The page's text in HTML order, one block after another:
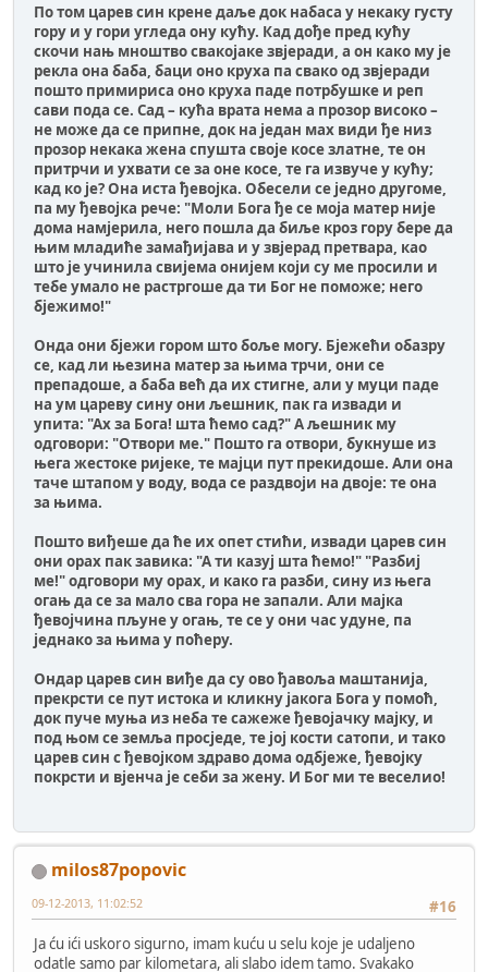
По том царев син крене даље док набаса у некаку густу
гору и у гори угледа ону кућу. Кад дође пред кућу
скочи нањ мноштво свакојаке звјеради, а он како му је
рекла она баба, баци оно круха па свако од звјеради
пошто примириса оно круха паде потрбушке и реп
сави пода се. Сад – кућа врата нема а прозор високо –
не може да се припне, док на један мах види ђе низ
прозор некака жена спушта своје косе златне, те он
притрчи и ухвати се за оне косе, те га извуче у кућу;
кад ко је? Она иста ђевојка. Обесели се једно другоме,
па му ђевојка рече: "Моли Бога ђе се моја матер није
дома намјерила, него пошла да биље кроз гору бере да
њим младиће замађијава и у звјерад претвара, као
што је учинила свијема онијем који су ме просили и
тебе умало не растргоше да ти Бог не поможе; него
бјежимо!"
Онда они бјежи гором што боље могу. Бјежећи обазру
се, кад ли њезина матер за њима трчи, они се
препадоше, а баба већ да их стигне, али у муци паде
на ум цареву сину они љешник, пак га извади и
упита: "Ах за Бога! шта ћемо сад?" А љешник му
одговори: "Отвори ме." Пошто га отвори, букнуше из
њега жестоке ријеке, те мајци пут прекидоше. Али она
таче штапом у воду, вода се раздвоји на двоје: те она
за њима.
Пошто виђеше да ће их опет стићи, извади царев син
они орах пак завика: "А ти казуј шта ћемо!" "Разбиј
ме!" одговори му орах, и како га разби, сину из њега
огањ да се за мало сва гора не запали. Али мајка
ђевојчина пљуне у огањ, те се у они час удуне, па
једнако за њима у поћеру.
Ондар царев син виђе да су ово ђавоља маштанија,
прекрсти се пут истока и кликну јакога Бога у помоћ,
док пуче муња из неба те сажеже ђевојачку мајку, и
под њом се земља просједе, те јој кости сатопи, и тако
царев син с ђевојком здраво дома одбјеже, ђевојку
покрсти и вјенча је себи за жену. И Бог ми те веселио!
milos87popovic
#16
09-12-2013, 11:02:52
Ja ću ići uskoro sigurno, imam kuću u selu koje je udaljeno
odatle samo par kilometara, ali slabo idem tamo. Svakako